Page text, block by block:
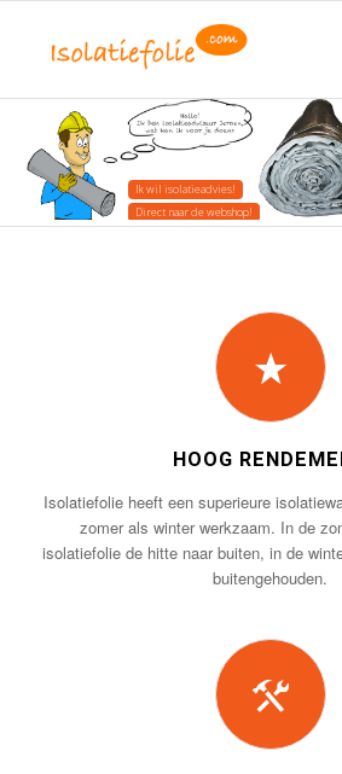
Ik wil isolatieadvies!
Direct naar de webshop!
HOOG
Isolatiefolie heeft een superieure
zomer als winter werkzaam. In de
isolatiefolie de hitte naar buiten, in de
buitengehouden.